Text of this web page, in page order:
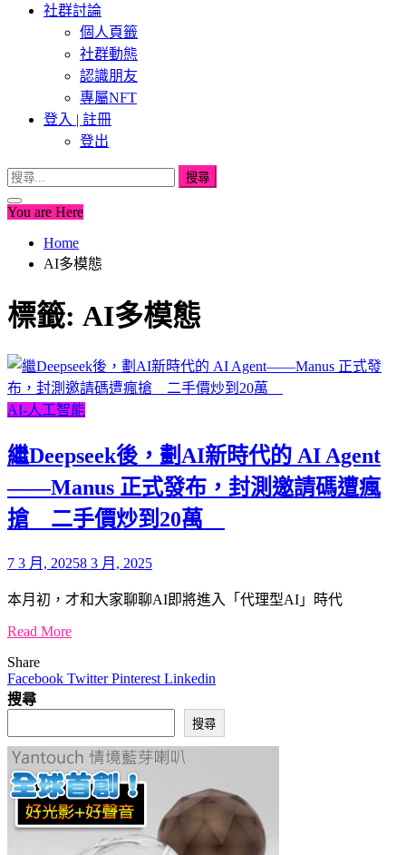
社群討論
個人頁籤
社群動態
認識朋友
專屬NFT
登入 | 註冊
登出
搜
尋
關
You are Here
Home
AI多模態
標籤: AI多模態
AI-人工智能
繼Deepseek後，劃AI新時代的 AI Agent
——Manus 正式發布，封測邀請碼遭瘋
搶 二手價炒到20萬
7 3 月, 20258 3 月, 2025
本月初，才和大家聊聊AI即將進入「代理型AI」時代
Read More
Share
Facebook TwitterPinterest Linkedin
搜尋
搜尋